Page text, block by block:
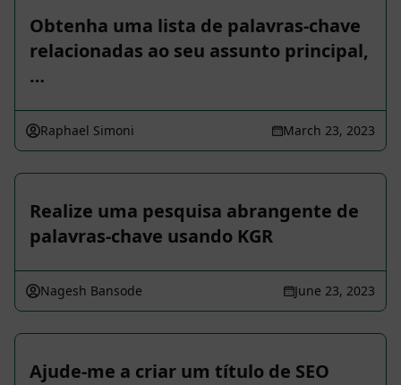
Obtenha uma lista de palavras-chave
relacionadas ao seu assunto principal,
…
Raphael Simoni March 23, 2023
Realize uma pesquisa abrangente de
palavras-chave usando KGR
Nagesh Bansode June 23, 2023
Ajude-me a criar um título de SEO